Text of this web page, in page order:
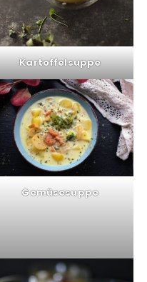
Kartoffelsuppe
Gemüsesuppe